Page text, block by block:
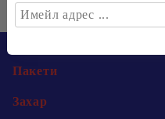
Пакети
Захар